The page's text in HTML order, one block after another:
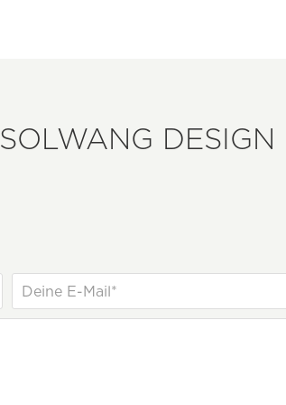
SOLWANG DESIGN